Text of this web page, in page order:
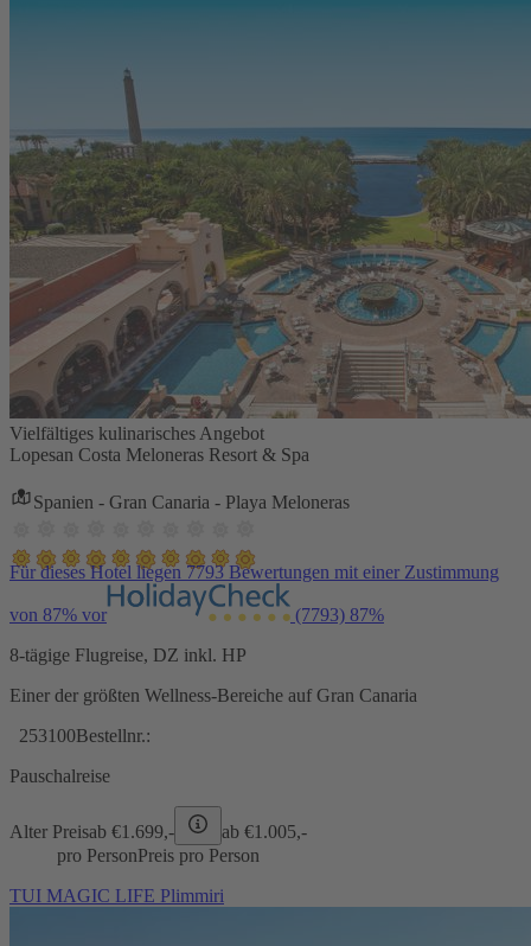
Vielfältiges kulinarisches Angebot
Lopesan Costa Meloneras Resort & Spa
Spanien - Gran Canaria - Playa Meloneras
Für dieses Hotel liegen 7793 Bewertungen mit einer Zustimmung
von 87% vor (7793) 87%
8-tägige Flugreise, DZ inkl. HP
Einer der größten Wellness-Bereiche auf Gran Canaria
253100Bestellnr.:
Pauschalreise
Alter Preisab €1.699,- ab €1.005,-
pro PersonPreis pro Person
TUI MAGIC LIFE Plimmiri